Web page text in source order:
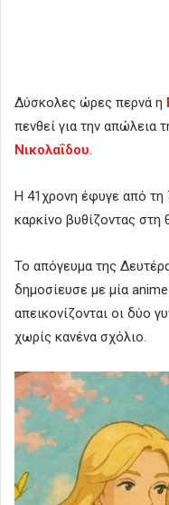
Δύσκολες ώρες περνά η
πενθεί για την απώλεια
Νικολαΐδου.
Η 41χρονη έφυγε από τη
καρκίνο βυθίζοντας
Το απόγευμα της
δημοσίευσε με μία
απεικονίζονται οι δύο
χωρίς κανένα σχόλιο.